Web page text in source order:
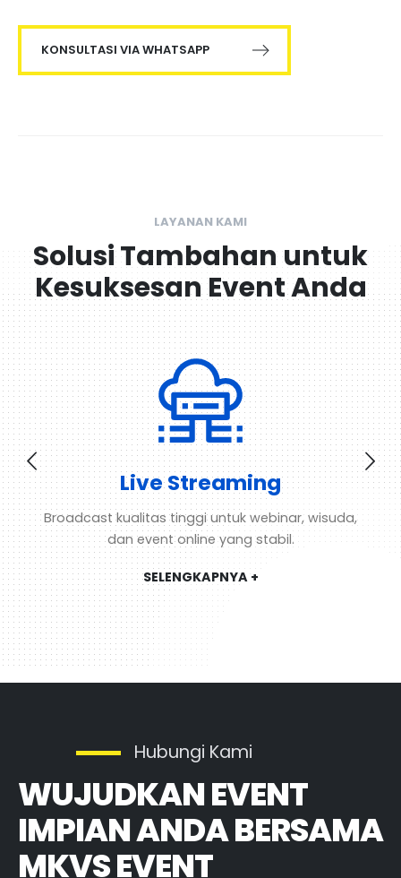
KONSULTASI VIA WHATSAPP
LAYANAN KAMI
Solusi Tambahan untuk
Kesuksesan Event Anda
Live Streaming
Broadcast kualitas tinggi untuk webinar, wisuda,
dan event online yang stabil.
SELENGKAPNYA +
Hubungi Kami
WUJUDKAN EVENT
IMPIAN ANDA BERSAMA
MKVS EVENT